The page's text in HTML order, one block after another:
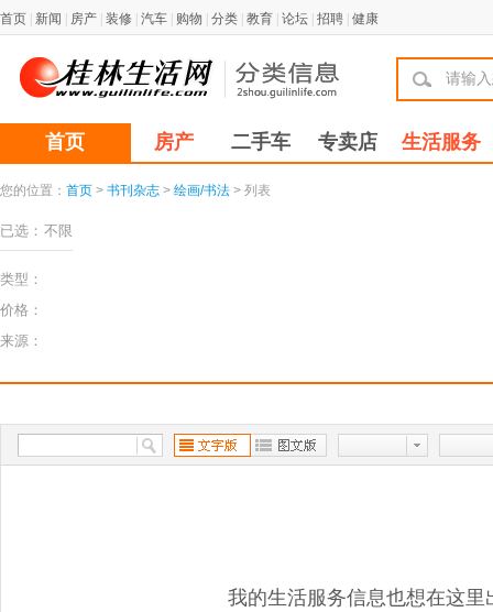
首页 新闻 房产 装修 汽车 购物 分类 教育 论坛 招聘 健康
首页 房产 二手车 专卖店 生活服务
您的位置： 首页 > 书刊杂志 > 绘画/书法 > 列表
已选： 不限
类型：
价格：
来源：
我的生活服务信息也想在这里